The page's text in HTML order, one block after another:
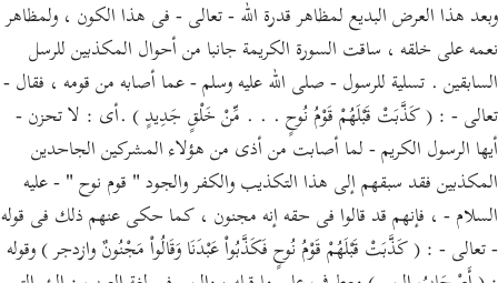
وبعد هذا العرض البديع لمظاهر قدرة الله - تعالى - فى هذا الكون ، ولمظاهر
نعمه على خلقه ، ساقت السورة الكريمة جانبا من أحوال المكذبين للرسل
السابقين . تسلية للرسول - صلى الله عليه وسلم - عما أصابه من قومه ، فقال -
تعالى - : ( كَذَّبَتْ قَبْلَهُمْ قَوْمُ نُوحٍ . . . مِّنْ خَلْقٍ جَدِيدٍ ) .أى : لا تحزن -
أيها الرسول الكريم - لما أصابت من أذى من هؤلاء المشركين الجاحدين
المكذبين فقد سبقهم إلى هذا التكذيب والكفر والجود " قوم نوح " - عليه
السلام - ، فإنهم قد قالوا فى حقه إنه مجنون ، كما حكى عنهم ذلك فى قوله
- تعالى - : ( كَذَّبَتْ قَبْلَهُمْ قَوْمُ نُوحٍ فَكَذَّبُواْ عَبْدَنَا وَقَالُواْ مَجْنُونٌ وازدجر ) وقوله